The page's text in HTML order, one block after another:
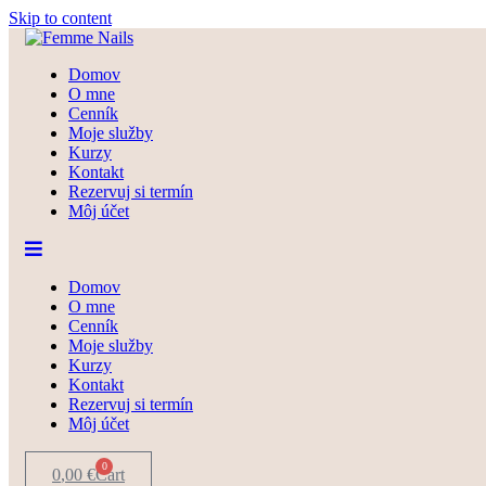
Skip to content
Domov
O mne
Cenník
Moje služby
Kurzy
Kontakt
Rezervuj si termín
Môj účet
Domov
O mne
Cenník
Moje služby
Kurzy
Kontakt
Rezervuj si termín
Môj účet
0,00 € 0
Cart